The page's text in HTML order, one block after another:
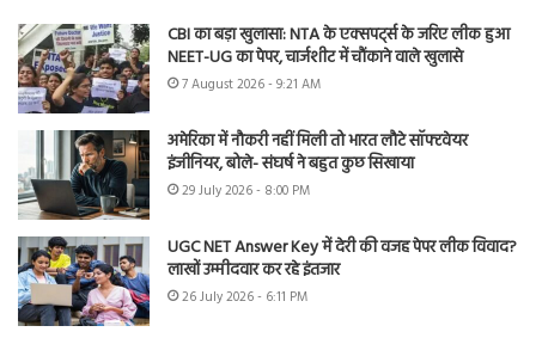
CBI का बड़ा खुलासा: NTA के एक्सपर्ट्स के जरिए लीक हुआ
NEET-UG का पेपर, चार्जशीट में चौंकाने वाले खुलासे
7 August 2026 - 9:21 AM
अमेरिका में नौकरी नहीं मिली तो भारत लौटे सॉफ्टवेयर
इंजीनियर, बोले- संघर्ष ने बहुत कुछ सिखाया
29 July 2026 - 8:00 PM
UGC NET Answer Key में देरी की वजह पेपर लीक विवाद?
लाखों उम्मीदवार कर रहे इंतजार
26 July 2026 - 6:11 PM